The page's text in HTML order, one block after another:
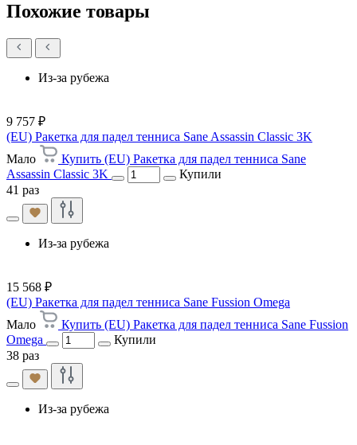
Похожие товары
Из-за рубежа
9 757 ₽
(EU) Ракетка для падел тенниса Sane Assassin Classic 3K
Мало
Купить (EU) Ракетка для падел тенниса Sane
Assassin Classic 3K
Купили
41 раз
Из-за рубежа
15 568 ₽
(EU) Ракетка для падел тенниса Sane Fussion Omega
Мало
Купить (EU) Ракетка для падел тенниса Sane Fussion
Omega
Купили
38 раз
Из-за рубежа